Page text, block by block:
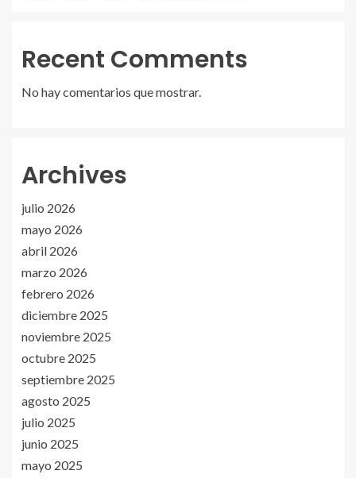
Recent Comments
No hay comentarios que mostrar.
Archives
julio 2026
mayo 2026
abril 2026
marzo 2026
febrero 2026
diciembre 2025
noviembre 2025
octubre 2025
septiembre 2025
agosto 2025
julio 2025
junio 2025
mayo 2025